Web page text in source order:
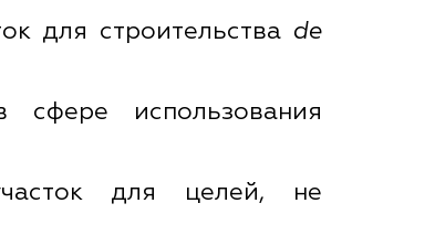
для строительства de
сфере использования
для целей, не